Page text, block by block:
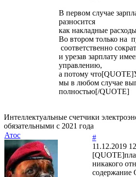
В первом случае
разносится
как накладные
Во втором только на
соответственно
и урезав зарплату
управлению,
а потому
мы в любом случае
полностью[/QUOTE]
Интеллектуальные счетчики
обязательными с 2021 года
Атос
#
11.12.2019
никакого